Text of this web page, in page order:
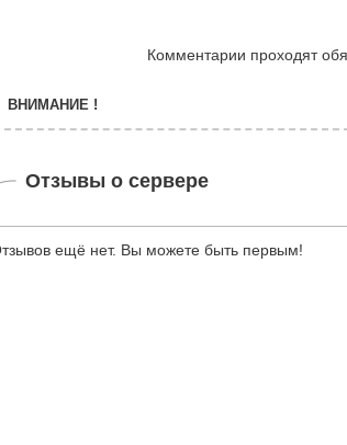
ВНИМАНИЕ !
Комментарии проходят
Отзывы о сервере
ещё нет. Вы можете быть первым!